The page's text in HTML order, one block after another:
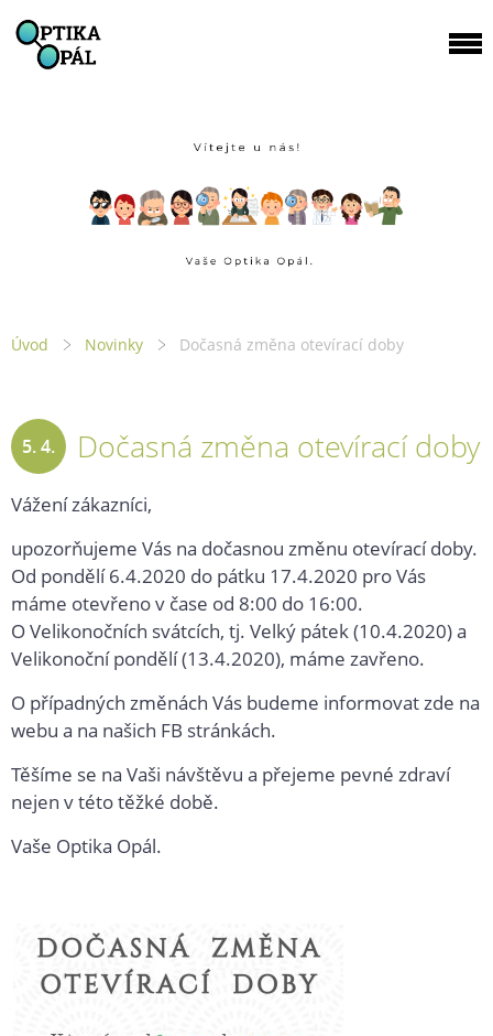
Úvod Novinky Dočasná změna otevírací doby
5. 4.
2020
Dočasná změna otevírací doby
Vážení zákazníci,
upozorňujeme Vás na dočasnou změnu otevírací doby.
Od pondělí 6.4.2020 do pátku 17.4.2020 pro Vás
máme otevřeno v čase od 8:00 do 16:00.
O Velikonočních svátcích, tj. Velký pátek (10.4.2020) a
Velikonoční pondělí (13.4.2020), máme zavřeno.
O případných změnách Vás budeme informovat zde na
webu a na našich FB stránkách.
Těšíme se na Vaši návštěvu a přejeme pevné zdraví
nejen v této těžké době.
Vaše Optika Opál.